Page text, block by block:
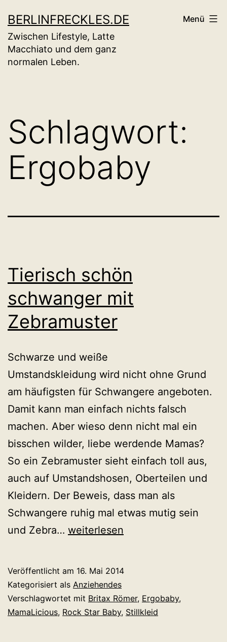
Inhalt
springen
BERLINFRECKLES.DE
Zwischen Lifestyle, Latte
Macchiato und dem ganz
normalen Leben.
Menü
Schlagwort:
Ergobaby
Tierisch schön
schwanger mit
Zebramuster
Schwarze und weiße
Umstandskleidung wird nicht ohne Grund
am häufigsten für Schwangere angeboten.
Damit kann man einfach nichts falsch
machen. Aber wieso denn nicht mal ein
bisschen wilder, liebe werdende Mamas?
So ein Zebramuster sieht einfach toll aus,
auch auf Umstandshosen, Oberteilen und
Kleidern. Der Beweis, dass man als
Schwangere ruhig mal etwas mutig sein
und Zebra… Tierisch
mit
Zebramuster
weiterlesen
Veröffentlicht am 16. Mai 2014
Kategorisiert als Anziehendes
Verschlagwortet mit Britax Römer, Ergobaby,
MamaLicious, Rock Star Baby, Stillkleid